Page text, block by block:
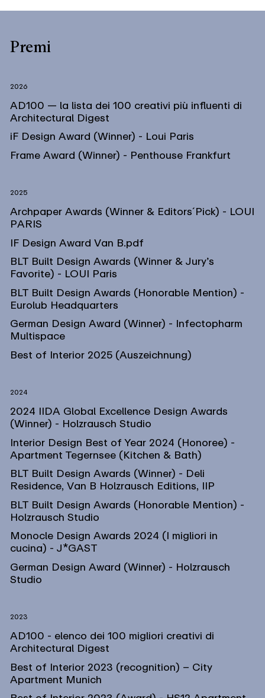
Premi
2026
AD100 — la lista dei 100 creativi più influenti di
Architectural Digest
iF Design Award (Winner) - Loui Paris
Frame Award (Winner) - Penthouse Frankfurt
2025
Archpaper Awards (Winner & Editors´Pick) - LOUI
PARIS
IF Design Award Van B.pdf
BLT Built Design Awards (Winner & Jury’s
Favorite) - LOUI Paris
BLT Built Design Awards (Honorable Mention) -
Eurolub Headquarters
German Design Award (Winner) - Infectopharm
Multispace
Best of Interior 2025 (Auszeichnung)
2024
2024 IIDA Global Excellence Design Awards
(Winner) - Holzrausch Studio
Interior Design Best of Year 2024 (Honoree) -
Apartment Tegernsee (Kitchen & Bath)
BLT Built Design Awards (Winner) - Deli
Residence, Van B Holzrausch Editions, IIP
BLT Built Design Awards (Honorable Mention) -
Holzrausch Studio
Monocle Design Awards 2024 (I migliori in
cucina) - J*GAST
German Design Award (Winner) - Holzrausch
Studio
2023
AD100 - elenco dei 100 migliori creativi di
Architectural Digest
Best of Interior 2023 (recognition) – City
Apartment Munich